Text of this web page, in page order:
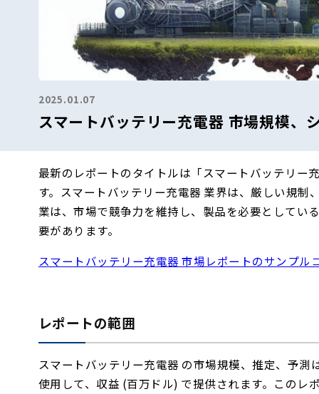
2025.01.07
スマートバッテリー充電器 市場規模、
最新のレポートのタイトルは「スマートバッテリー
す。スマートバッテリー充電器 業界は、厳しい規
業は、市場で競争力を維持し、製品を必要としてい
要があります。
スマートバッテリー充電器 市場レポートのサンプル
レポートの範囲
スマートバッテリー充電器 の市場規模、推定、予
使用して、収益 (百万ドル) で提供されます。このレ